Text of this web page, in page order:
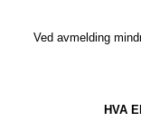
Ved avmelding
HVA